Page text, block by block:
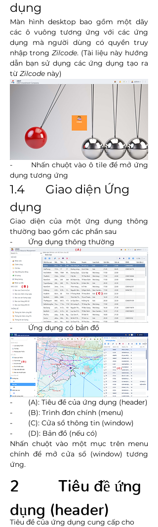
dụng
Màn hình desktop bao gồm một dãy
các ô vuông tương ứng với các ứng
dụng mà người dùng có quyền truy
nhập trong Zilcode. (Tài liệu này hướng
dẫn bạn sử dụng các ứng dụng tạo ra
từ Zilcode này)
-        Nhấn chuột vào ô tile để mở ứng
dụng tương ứng
1.4       Giao diện Ứng
dụng
Giao diện của một ứng dụng thông
thường bao gồm các phần sau
-        Ứng dụng thông thường
-        Ứng dụng có bản đồ
-        (A): Tiêu đề của ứng dụng (header)
-        (B): Trình đơn chính (menu)
-        (C): Cửa sổ thông tin (window)
-        (D): Bản đồ (nếu có)
Nhấn chuột vào một mục trên menu
chính để mở cửa sổ (window) tương
ứng.
2        Tiêu đề ứng
dụng (header)
Tiêu đề của ứng dụng cung cấp cho